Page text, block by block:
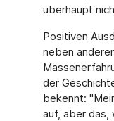
überhaupt
Positiven
neben
der
bekennt:
auf, aber das,